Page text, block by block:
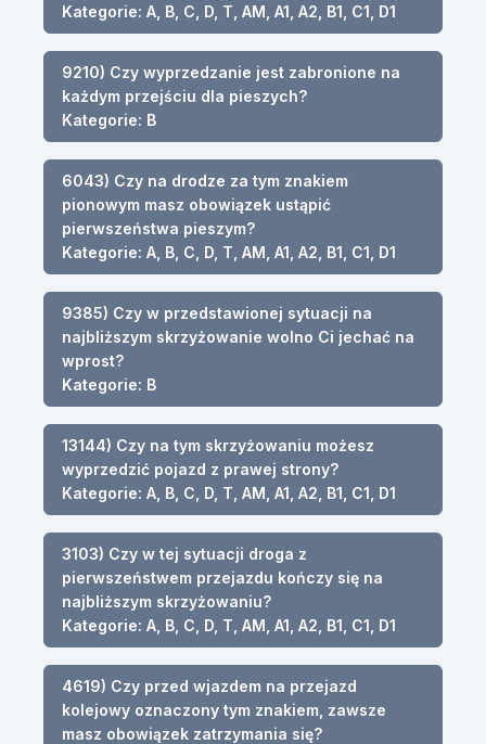
Kategorie: A, B, C, D, T, AM, A1, A2, B1, C1, D1
9210) Czy wyprzedzanie jest zabronione na
każdym przejściu dla pieszych?
Kategorie: B
6043) Czy na drodze za tym znakiem
pionowym masz obowiązek ustąpić
pierwszeństwa pieszym?
Kategorie: A, B, C, D, T, AM, A1, A2, B1, C1, D1
9385) Czy w przedstawionej sytuacji na
najbliższym skrzyżowanie wolno Ci jechać na
wprost?
Kategorie: B
13144) Czy na tym skrzyżowaniu możesz
wyprzedzić pojazd z prawej strony?
Kategorie: A, B, C, D, T, AM, A1, A2, B1, C1, D1
3103) Czy w tej sytuacji droga z
pierwszeństwem przejazdu kończy się na
najbliższym skrzyżowaniu?
Kategorie: A, B, C, D, T, AM, A1, A2, B1, C1, D1
4619) Czy przed wjazdem na przejazd
kolejowy oznaczony tym znakiem, zawsze
masz obowiązek zatrzymania się?